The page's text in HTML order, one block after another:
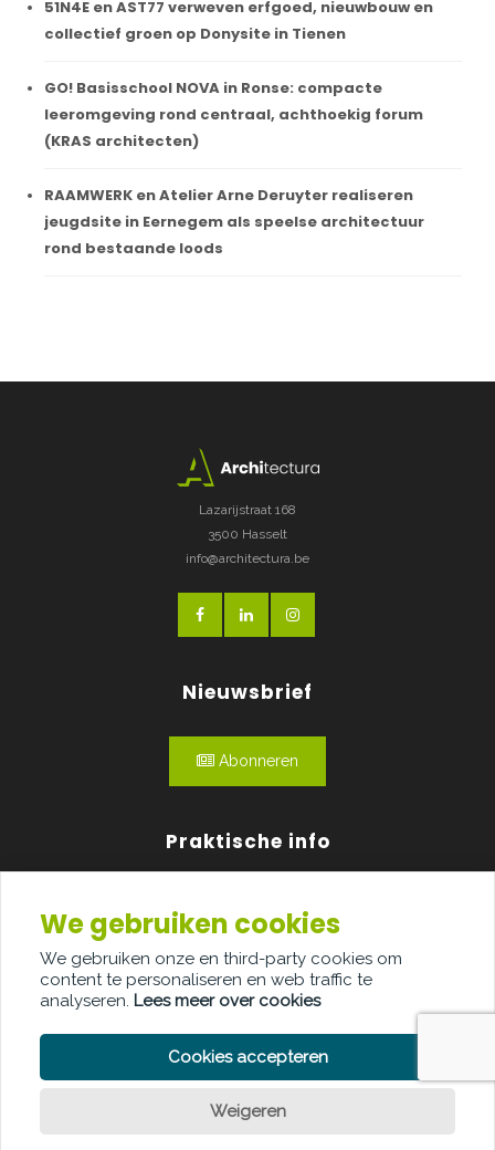
51N4E en AST77 verweven erfgoed, nieuwbouw en
collectief groen op Donysite in Tienen
GO! Basisschool NOVA in Ronse: compacte
leeromgeving rond centraal, achthoekig forum
(KRAS architecten)
RAAMWERK en Atelier Arne Deruyter realiseren
jeugdsite in Eernegem als speelse architectuur
rond bestaande loods
Lazarijstraat 168
3500 Hasselt
info@architectura.be
Nieuwsbrief
Abonneren
Praktische info
Over ons
Adverteren
Contact
We gebruiken cookies
We gebruiken onze en third-party cookies om
content te personaliseren en web traffic te
analyseren. Lees meer over cookies
Cookies accepteren
Weigeren